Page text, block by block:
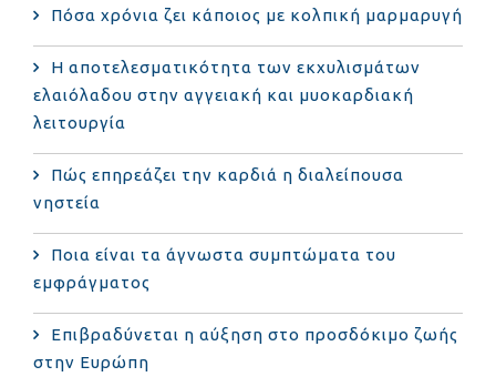
Πόσα χρόνια ζει κάποιος με κολπική μαρμαρυγή
Η αποτελεσματικότητα των εκχυλισμάτων
ελαιόλαδου στην αγγειακή και μυοκαρδιακή
λειτουργία
Πώς επηρεάζει την καρδιά η διαλείπουσα
νηστεία
Ποια είναι τα άγνωστα συμπτώματα του
εμφράγματος
Επιβραδύνεται η αύξηση στο προσδόκιμο ζωής
στην Ευρώπη